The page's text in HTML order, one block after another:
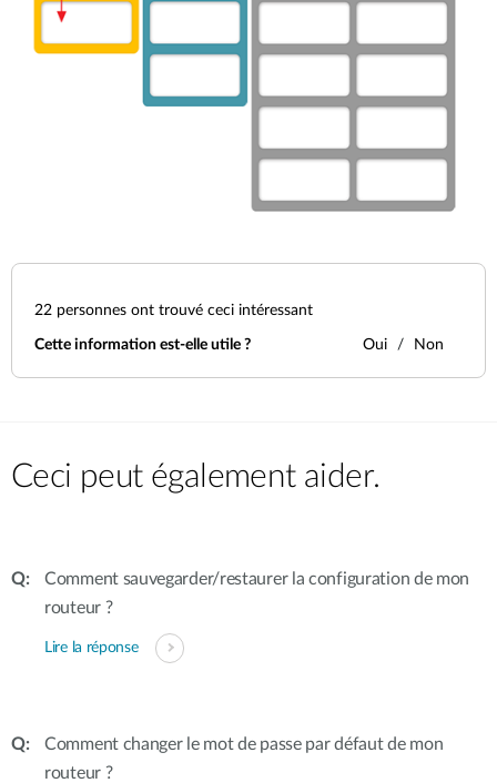
22 personnes ont trouvé ceci intéressant
Cette information est-elle utile ? Oui Non
Ceci peut également aider.
Comment sauvegarder/restaurer la configuration de mon
routeur ?
Lire la réponse
Comment changer le mot de passe par défaut de mon
routeur ?